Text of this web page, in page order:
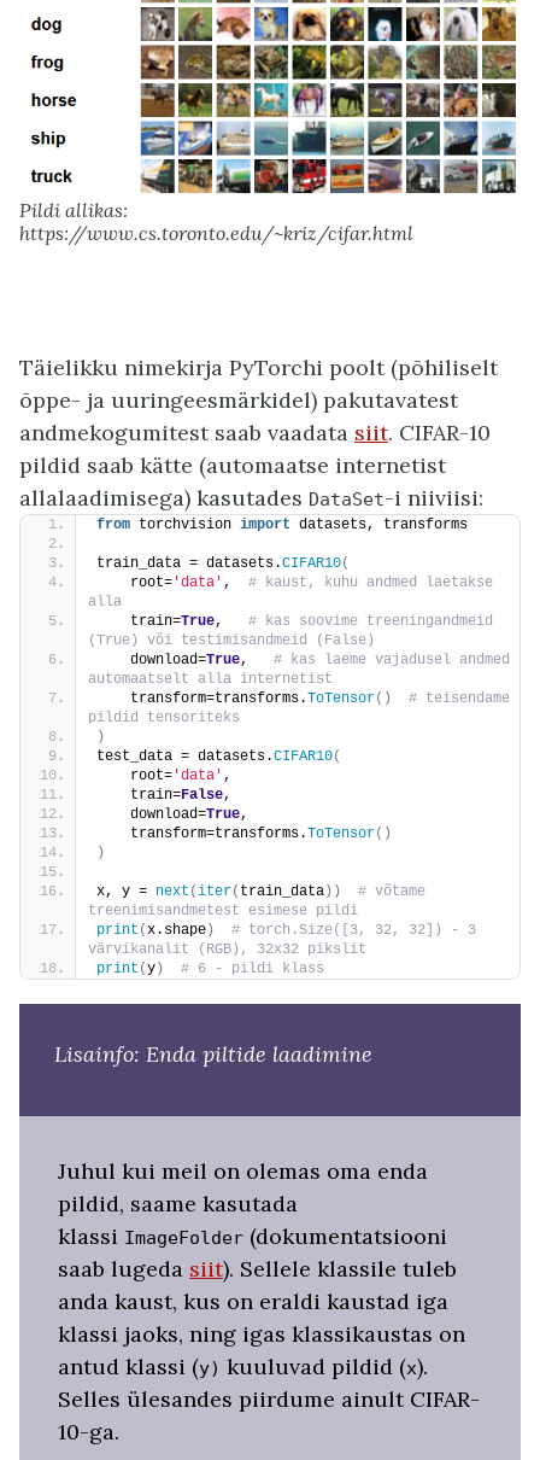
Pildi allikas:
https://www.cs.toronto.edu/~kriz/cifar.html
Täielikku nimekirja PyTorchi poolt (põhiliselt
õppe- ja uuringeesmärkidel) pakutavatest
andmekogumitest saab vaadata siit. CIFAR-10
pildid saab kätte (automaatse internetist
allalaadimisega) kasutades DataSet-i niiviisi:
from torchvision import datasets, transforms
train_data = datasets.CIFAR10(
    root=
'data' ,
# kaust, kuhu andmed laetakse
alla
    train=
True,
# kas soovime treeningandmeid
(True) või testimisandmeid (False)
    download=
True,
# kas laeme vajadusel andmed
automaatselt alla internetist
    transform=transforms.
ToTensor()
# teisendame
pildid tensoriteks
)
test_data = datasets.CIFAR10(
    root=
'data' ,
    train=
False,
    download=
True,
    transform=transforms.
ToTensor()
)
x, y = next (iter( train_data))
# võtame
treenimisandmetest esimese pildi
print (x.shape)
# torch.Size([3, 32, 32]) - 3
värvikanalit (RGB), 32x32 pikslit
print (y) # 6 - pildi klass
Lisainfo: Enda piltide laadimine
Juhul kui meil on olemas oma enda
pildid, saame kasutada
klassi ImageFolder (dokumentatsiooni
saab lugeda siit). Sellele klassile tuleb
anda kaust, kus on eraldi kaustad iga
klassi jaoks, ning igas klassikaustas on
antud klassi (y) kuuluvad pildid (x).
Selles ülesandes piirdume ainult CIFAR-
10-ga.